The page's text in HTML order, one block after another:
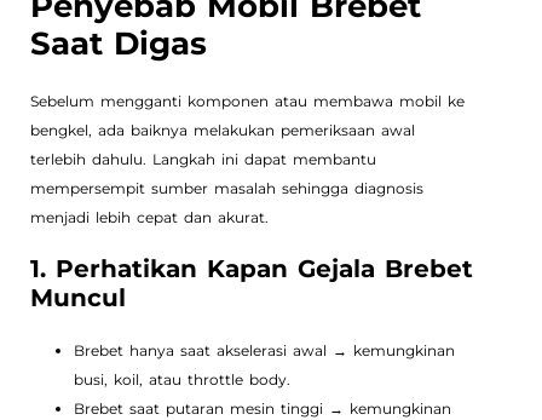
Saat Digas
Sebelum mengganti komponen atau membawa mobil ke
bengkel, ada baiknya melakukan pemeriksaan awal
terlebih dahulu. Langkah ini dapat membantu
mempersempit sumber masalah sehingga diagnosis
menjadi lebih cepat dan akurat.
1. Perhatikan Kapan Gejala Brebet
Muncul
Brebet hanya saat akselerasi awal → kemungkinan
busi, koil, atau throttle body.
Brebet saat putaran mesin tinggi → kemungkinan